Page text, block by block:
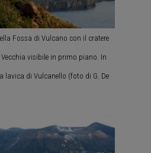
Fossa di Vulcano con il cratere
visibile in primo piano. In
lavica di Vulcanello (foto di G. De